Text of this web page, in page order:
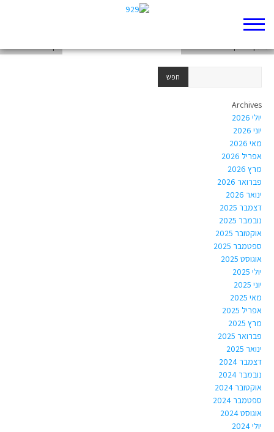
Archives
יולי 2026
יוני 2026
מאי 2026
אפריל 2026
מרץ 2026
פברואר 2026
ינואר 2026
דצמבר 2025
נובמבר 2025
אוקטובר 2025
ספטמבר 2025
אוגוסט 2025
יולי 2025
יוני 2025
מאי 2025
אפריל 2025
מרץ 2025
פברואר 2025
ינואר 2025
דצמבר 2024
נובמבר 2024
אוקטובר 2024
ספטמבר 2024
אוגוסט 2024
יולי 2024